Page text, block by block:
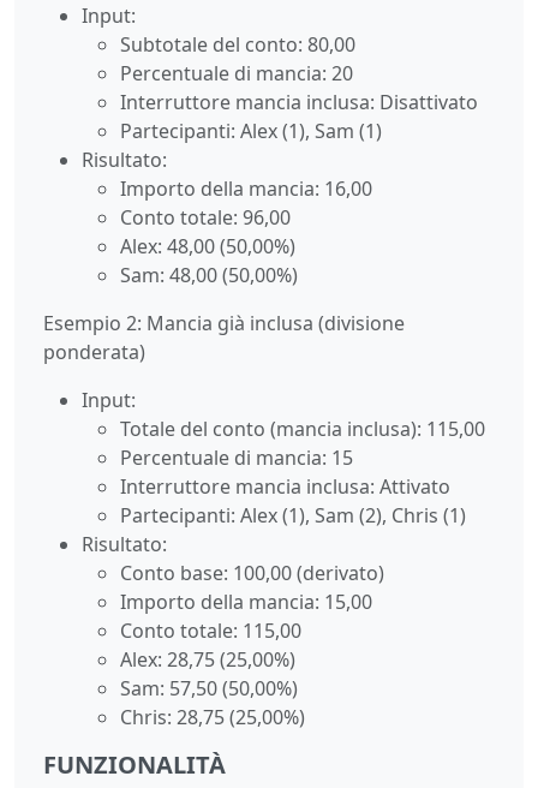
Input:
Subtotale del conto: 80,00
Percentuale di mancia: 20
Interruttore mancia inclusa: Disattivato
Partecipanti: Alex (1), Sam (1)
Risultato:
Importo della mancia: 16,00
Conto totale: 96,00
Alex: 48,00 (50,00%)
Sam: 48,00 (50,00%)
Esempio 2: Mancia già inclusa (divisione
ponderata)
Input:
Totale del conto (mancia inclusa): 115,00
Percentuale di mancia: 15
Interruttore mancia inclusa: Attivato
Partecipanti: Alex (1), Sam (2), Chris (1)
Risultato:
Conto base: 100,00 (derivato)
Importo della mancia: 15,00
Conto totale: 115,00
Alex: 28,75 (25,00%)
Sam: 57,50 (50,00%)
Chris: 28,75 (25,00%)
FUNZIONALITÀ